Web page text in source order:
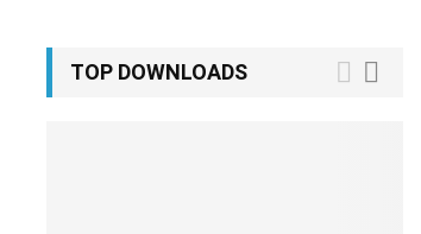
TOP DOWNLOADS